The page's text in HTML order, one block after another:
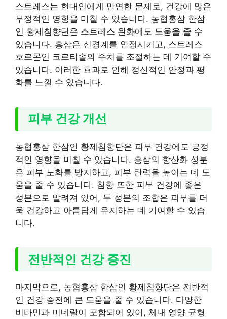
스트레스는 현대인에게 만연한 문제로, 건강에 많은
부정적인 영향을 미칠 수 있습니다. 농협홍삼 한삼
인 황제침향단은 스트레스 완화에도 도움을 줄 수
있습니다. 홍삼은 신경계를 안정시키고, 스트레스
호르몬인 코르티솔의 수치를 조절하는 데 기여할 수
있습니다. 이러한 효과로 인해 정신적인 안정과 평
화를 느낄 수 있습니다.
피부 건강 개선
농협홍삼 한삼인 황제침향단은 피부 건강에도 긍정
적인 영향을 미칠 수 있습니다. 홍삼의 항산화 성분
은 피부 노화를 방지하고, 피부 탄력을 높이는 데 도
움을 줄 수 있습니다. 침향 또한 피부 건강에 좋은
성분으로 알려져 있어, 두 성분의 조합은 피부를 더
욱 건강하고 아름답게 유지하는 데 기여할 수 있습
니다.
전반적인 건강 증진
마지막으로, 농협홍삼 한삼인 황제침향단은 전반적
인 건강 증진에 큰 도움을 줄 수 있습니다. 다양한
비타민과 미네랄이 포함되어 있어, 체내 영양 균형